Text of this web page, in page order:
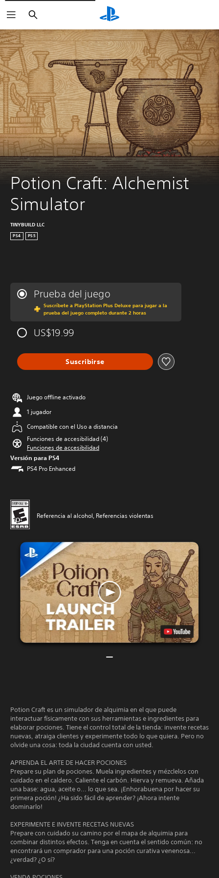
Buscar
Potion Craft: Alchemist
Simulator
TINYBUILD LLC
PS4 PS5
Prueba del juego
Suscríbete a PlayStation Plus Deluxe para jugar a la
prueba del juego completo durante 2 horas
US$19.99
Suscribirse
Juego offline activado
1 jugador
Compatible con el Uso a distancia
Funciones de accesibilidad (4)
Funciones de accesibilidad
Versión para PS4
PS4 Pro Enhanced
Referencia al alcohol, Referencias violentas
Potion Craft es un simulador de alquimia en el que puede
interactuar físicamente con sus herramientas e ingredientes para
elaborar pociones. Tiene el control total de la tienda: invente recetas
nuevas, atraiga clientes y experimente todo lo que quiera. Pero no
olvide una cosa: toda la ciudad cuenta con usted.
APRENDA EL ARTE DE HACER POCIONES
Prepare su plan de pociones. Muela ingredientes y mézclelos con
cuidado en el caldero. Caliente el carbón. Hierva y remueva. Añada
una base: agua, aceite o... lo que sea. ¡Enhorabuena por hacer su
primera poción! ¿Ha sido fácil de aprender? ¡Ahora intente
dominarlo!
EXPERIMENTE E INVENTE RECETAS NUEVAS
Prepare con cuidado su camino por el mapa de alquimia para
combinar distintos efectos. Tenga en cuenta el sentido común: no
encontrará un comprador para una poción curativa venenosa...
¿verdad? ¿O sí?